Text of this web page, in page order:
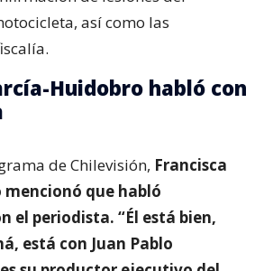
así como las
Huidobro habló con
de Chilevisión, Francisca
que habló
el periodista. “Él está bien,
está con Juan Pablo